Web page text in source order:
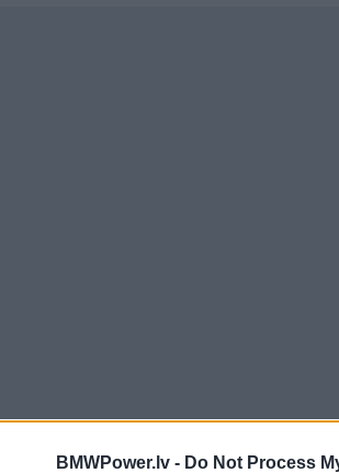
BMWPower.lv - Do Not Process